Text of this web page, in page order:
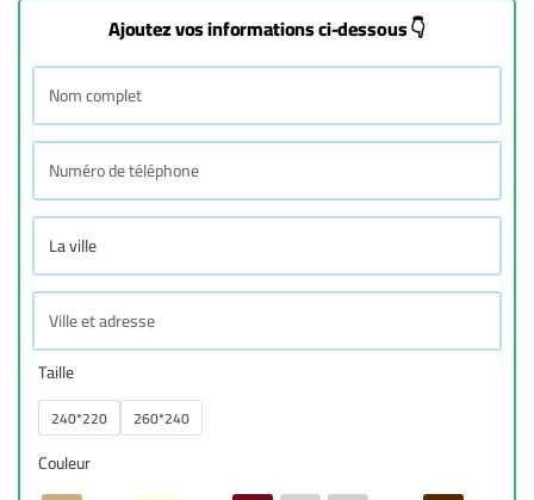
Ajoutez vos informations ci-dessous 👇
Taille
240*220 260*240
Couleur